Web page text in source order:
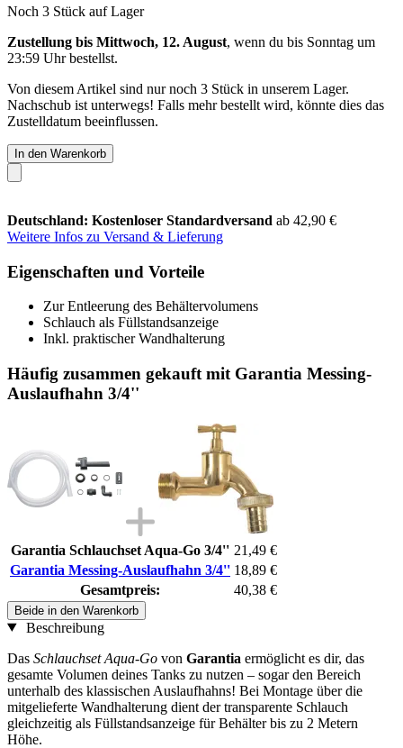
Noch 3 Stück auf Lager
Zustellung bis Mittwoch, 12. August, wenn du bis Sonntag um
23:59 Uhrbestellst.
Von diesem Artikel sind nur noch 3 Stück in unserem Lager.
Nachschub ist unterwegs! Falls mehr bestellt wird, könnte dies das
Zustelldatum beeinflussen.
In den Warenkorb
Deutschland: Kostenloser Standardversand ab 42,90 €
Weitere Infos zu Versand & Lieferung
Eigenschaften und Vorteile
Zur Entleerung des Behältervolumens
Schlauch als Füllstandsanzeige
Inkl. praktischer Wandhalterung
Häufig zusammen gekauft mit Garantia Messing-
Auslaufhahn 3/4''
Garantia Schlauchset Aqua-Go 3/4'' 21,49 €
Garantia Messing-Auslaufhahn 3/4'' 18,89 €
Gesamtpreis:
40,38 €
Beide in den Warenkorb
Beschreibung
Das Schlauchset Aqua-Go von Garantia ermöglicht es dir, das
gesamte Volumen deines Tanks zu nutzen – sogar den Bereich
unterhalb des klassischen Auslaufhahns! Bei Montage über die
mitgelieferte Wandhalterung dient der transparente Schlauch
gleichzeitig als Füllstandsanzeige für Behälter bis zu 2 Metern
Höhe.